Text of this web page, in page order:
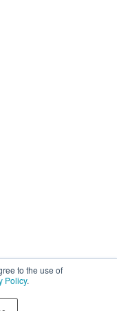
to the use of
Policy.